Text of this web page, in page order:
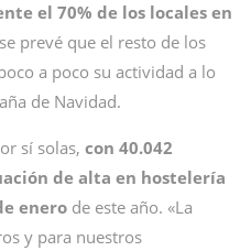
el 70% de los locales en
prevé que el resto de los
a poco su actividad a lo
de Navidad.
sí solas, con 40.042
de alta en hostelería
enero de este año. «La
y para nuestros